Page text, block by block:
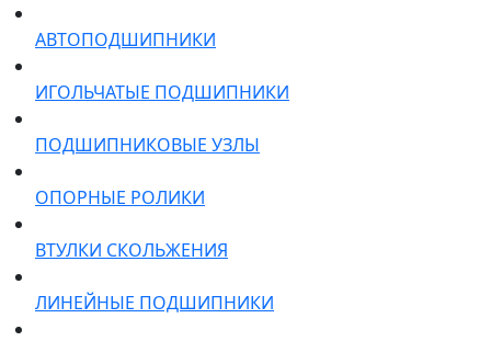
АВТОПОДШИПНИКИ
ИГОЛЬЧАТЫЕ ПОДШИПНИКИ
ПОДШИПНИКОВЫЕ УЗЛЫ
ОПОРНЫЕ РОЛИКИ
ВТУЛКИ СКОЛЬЖЕНИЯ
ЛИНЕЙНЫЕ ПОДШИПНИКИ